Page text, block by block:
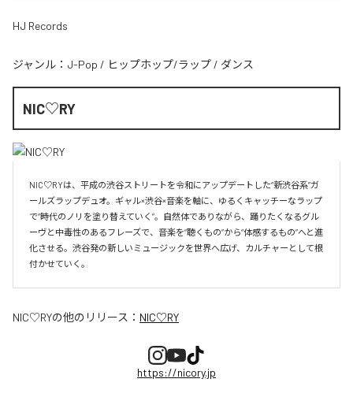
HJ Records
ジャンル： J-Pop / ヒップホップ/ラップ / ダンス
NIC♡RY
NIC♡RYは、平成の渋谷ストリートを令和にアップデートした“新渋谷系”ガ
ールズラップデュオ。ギャル×渋谷×音楽を軸に、ゆるくキャッチーなラップ
で“時代のノリを塗り替えていく”。自然体でありながら、踊りたくなるグル
ーヴと中毒性のあるフレーズで、音楽を“聴くもの”から“体感するもの”へと進
化させる。渋谷発の新しいミュージックを世界へ広げ、カルチャーとして根
付かせていく。
NIC♡RYの他のリリース： NIC♡RY
https://nicory.jp